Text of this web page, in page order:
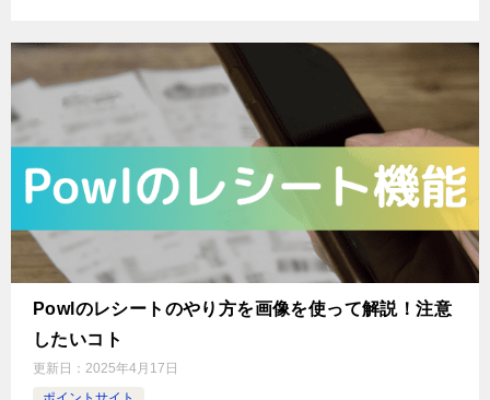
Powlのレシートのやり方を画像を使って解説！注意
したいコト
更新日： 2025年4月17日